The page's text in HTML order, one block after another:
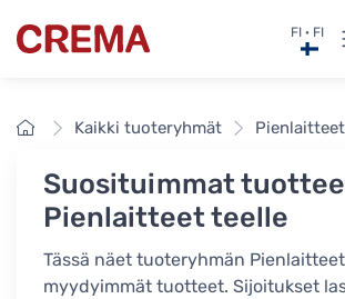
Crema FI · FI
EtusivuKaikki tuoteryhmät
Suosituimmat
Pienlaitteet teelle
Tässä näet tuoteryhmän
myydyimmät tuotteet. Sijoitukset